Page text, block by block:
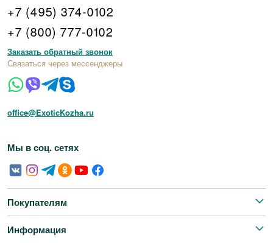
+7 (495) 374-0102
+7 (800) 777-0102
Заказать обратный звонок
Связаться через мессенджеры
office@ExoticKozha.ru
Мы в соц. сетях
Покупателям
Информация